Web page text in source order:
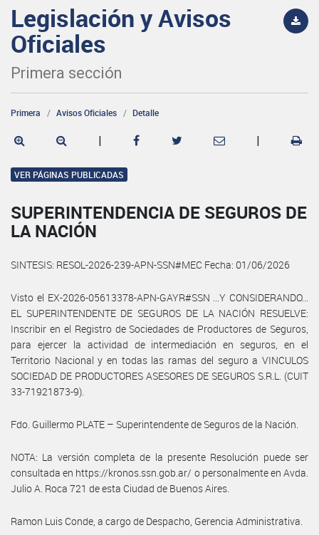
Legislación y Avisos
Oficiales
Primera sección
Primera Avisos Oficiales Detalle
| |
VER PÁGINAS PUBLICADAS
SUPERINTENDENCIA DE SEGUROS DE
LA NACIÓN
SINTESIS: RESOL-2026-239-APN-SSN#MEC Fecha: 01/06/2026
Visto el EX-2026-05613378-APN-GAYR#SSN ...Y CONSIDERANDO...
EL SUPERINTENDENTE DE SEGUROS DE LA NACIÓN RESUELVE:
Inscribir en el Registro de Sociedades de Productores de Seguros,
para ejercer la actividad de intermediación en seguros, en el
Territorio Nacional y en todas las ramas del seguro a VINCULOS
SOCIEDAD DE PRODUCTORES ASESORES DE SEGUROS S.R.L. (CUIT
33-71921873-9).
Fdo. Guillermo PLATE – Superintendente de Seguros de la Nación.
NOTA: La versión completa de la presente Resolución puede ser
consultada en https://kronos.ssn.gob.ar/ o personalmente en Avda.
Julio A. Roca 721 de esta Ciudad de Buenos Aires.
Ramon Luis Conde, a cargo de Despacho, Gerencia Administrativa.